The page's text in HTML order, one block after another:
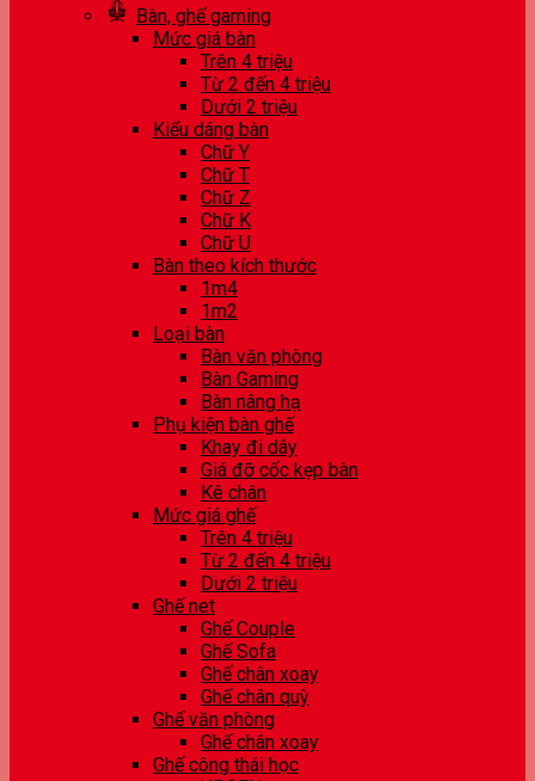
Bàn, ghế gaming
Mức giá bàn
Trên 4 triệu
Từ 2 đến 4 triệu
Dưới 2 triệu
Kiểu dáng bàn
Chữ Y
Chữ T
Chữ Z
Chữ K
Chữ U
Bàn theo kích thước
1m4
1m2
Loại bàn
Bàn văn phòng
Bàn Gaming
Bàn nâng hạ
Phụ kiện bàn ghế
Khay đi dây
Giá đỡ cốc kẹp bàn
Kê chân
Mức giá ghế
Trên 4 triệu
Từ 2 đến 4 triệu
Dưới 2 triệu
Ghế net
Ghế Couple
Ghế Sofa
Ghế chân xoay
Ghế chân quỳ
Ghế văn phòng
Ghế chân xoay
Ghế công thái học